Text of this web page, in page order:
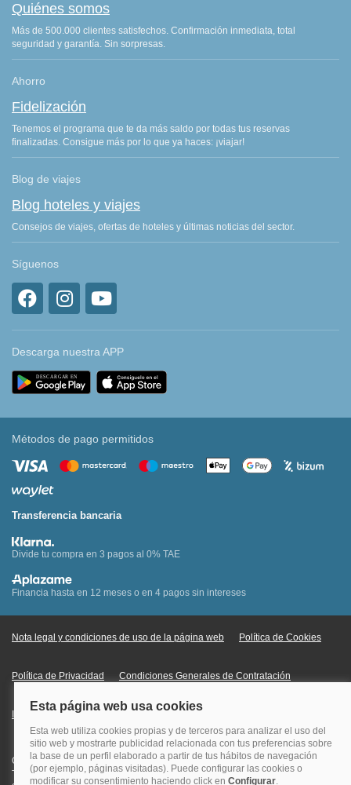
Quiénes somos
Más de 500.000 clientes satisfechos. Confirmación inmediata, total
seguridad y garantía. Sin sorpresas.
Ahorro
Fidelización
Tenemos el programa que te da más saldo por todas tus reservas
finalizadas. Consigue más por lo que ya haces: ¡viajar!
Blog de viajes
Blog hoteles y viajes
Consejos de viajes, ofertas de hoteles y últimas noticias del sector.
Síguenos
Descarga nuestra APP
Métodos de pago permitidos
Transferencia bancaria
Divide tu compra en 3 pagos al 0% TAE
Financia hasta en 12 meses o en 4 pagos sin intereses
Nota legal y condiciones de uso de la página web Política de Cookies
Política de Privacidad Condiciones Generales de Contratación
Información Legal sobre Mercados en Línea
Quehoteles.com - Especialistas en hoteles © Copyright Veturis Travel S.A.
Todos los derechos reservados. Autorización nº I-AV0000879.4 Tel: +34